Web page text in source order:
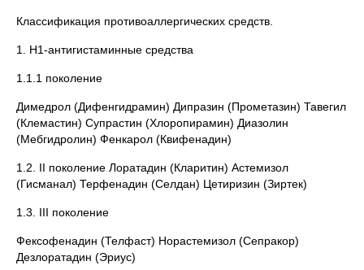
Классификация противоаллергических средств.
1. H1-антигистаминные средства
1.1.1 поколение
Димедрол (Дифенгидрамин) Дипразин (Прометазин) Тавегил
(Клемастин) Супрастин (Хлоропирамин) Диазолин
(Мебгидролин) Фенкарол (Квифенадин)
1.2. II поколение Лоратадин (Кларитин) Астемизол
(Гисманал) Терфенадин (Селдан) Цетиризин (Зиртек)
1.3. III поколение
Фексофенадин (Телфаст) Норастемизол (Сепракор)
Дезлоратадин (Эриус)